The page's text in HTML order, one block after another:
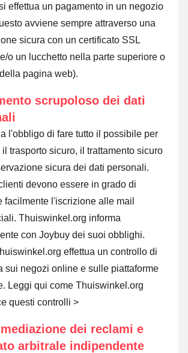
effettua un pagamento in un negozio
avviene sempre attraverso una
sicura con un certificato SSL
o un lucchetto nella parte superiore o
pagina web).
scrupoloso dei dati
l'obbligo di fare tutto il possibile per
trasporto sicuro, il trattamento sicuro
sicura dei dati personali.
devono essere in grado di
facilmente l'iscrizione alle mail
Thuiswinkel.org informa
con Joybuy dei suoi obblighi.
effettua un controllo di
sui negozi online e sulle piattaforme
Leggi qui come Thuiswinkel.org
questi controlli >
dei reclami e
arbitrale indipendente